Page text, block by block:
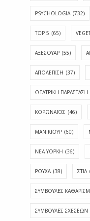
PSYCHOLOGIA (732)
TOP 5 (65)
ΑΞΕΣΟΥΑΡ (55)
ΑΠΟΛΈΠΙΣΗ (37)
ΘΕΑΤΡΙΚΗ ΠΑΡΑΣΤΑΣΗ
ΚΟΡΩΝΑΪΟΣ (46)
ΜΑΝΙΚΙΟΥΡ (60)
ΝΕΑ ΥΟΡΚΗ (36)
ΡΟΥΧΑ (38) ΣΤΙΛ
ΣΥΜΒΟΥΛΕΣ
ΣΥΜΒΟΥΛΕΣ ΣΧΕΣΕΩΝ